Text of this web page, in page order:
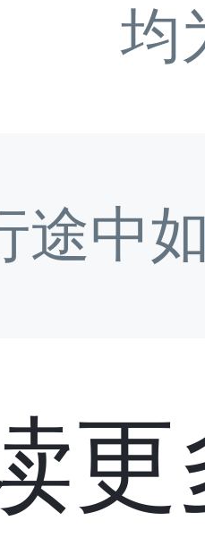
均
途中
更